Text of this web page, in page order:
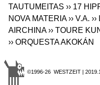
TAUTUMEITAS ›› 17
NOVA MATERIA ›› V.A.
AIRCHINA ›› TOURE
›› ORQUESTA AKOKÁN
©1996-26 WESTZEIT |